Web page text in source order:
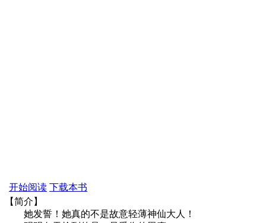
开始阅读 下载本书
【简介】
她发誓！她真的不是故意轻薄神仙大人！